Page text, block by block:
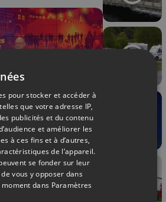
13/06/2026
pour stocker et accéder à
que votre adresse IP,
publicités et du contenu
et améliorer les
à ces fins et à d’autres,
de l’appareil.
se fonder sur leur
vous y opposer dans
dans Paramètres